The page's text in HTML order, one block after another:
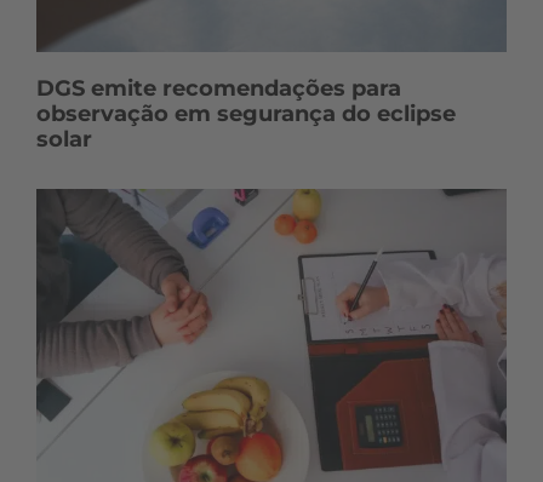
DGS emite recomendações para
observação em segurança do eclipse
solar